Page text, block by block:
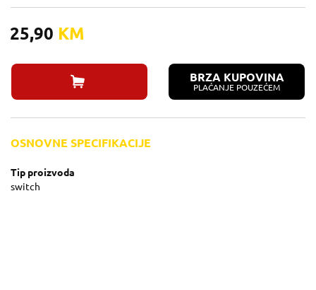
25,90 KM
BRZA KUPOVINA
PLAĆANJE POUZEĆEM
OSNOVNE SPECIFIKACIJE
Tip proizvoda
switch